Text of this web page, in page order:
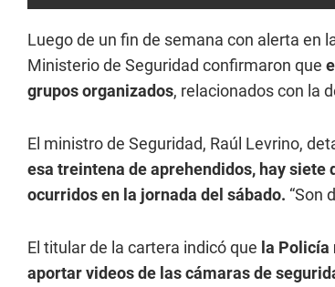
Luego de un fin de semana con alerta en
Ministerio de Seguridad confirmaron que
grupos organizados, relacionados con la
El ministro de Seguridad, Raúl Levrino,
esa treintena de aprehendidos, hay
ocurridos en la jornada del sábado. “Son
El titular de la cartera indicó que la
aportar videos de las cámaras de